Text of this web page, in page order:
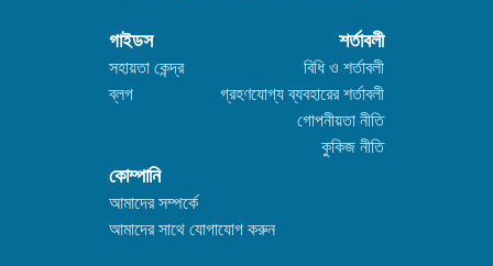
গাইডস
সহায়তা কেন্দ্র
ব্লগ
শর্তাবলী
বিধি ও শর্তাবলী
গ্রহণযোগ্য ব্যবহারের শর্তাবলী
গোপনীয়তা নীতি
কুকিজ নীতি
কোম্পানি
আমাদের সম্পর্কে
আমাদের সাথে যোগাযোগ করুন